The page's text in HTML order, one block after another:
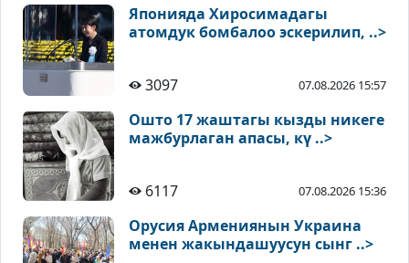
Японияда Хиросимадагы
атомдук бомбалоо эскерилип, ..>
3097 07.08.2026 15:57
Ошто 17 жаштагы кызды никеге
мажбурлаган апасы, кү ..>
6117 07.08.2026 15:36
Орусия Армениянын Украина
менен жакындашуусун сынг ..>